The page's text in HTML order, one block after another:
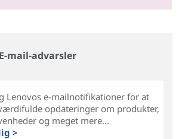
E-mail-advarsler
Lenovos e-mailnotifikationer for at
opdateringer om produkter,
og meget mere...
>